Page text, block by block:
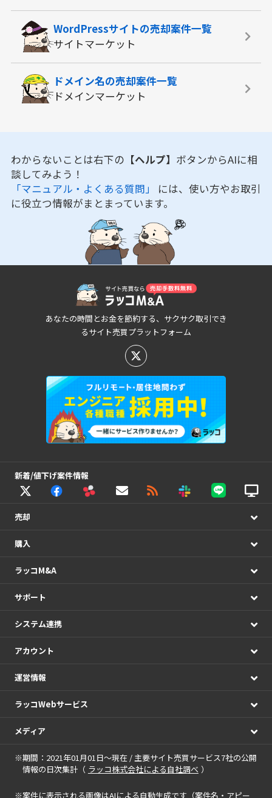
WordPressサイトの売却案件一覧
サイトマーケット
ドメイン名の売却案件一覧
ドメインマーケット
わからないことは右下の 【ヘルプ】 ボタンからAIに相
談してみよう！
「マニュアル・よくある質問」 には、使い方やお取引
に役立つ情報がまとまっています。
あなたの時間とお金を節約する、サクサク取引でき
るサイト売買プラットフォーム
新着/値下げ案件情報
売却
購入
ラッコM&A
サポート
システム連携
アカウント
運営情報
ラッコWebサービス
メディア
※期間：2021年01月01日～現在 / 主要サイト売買サービス7社の公開
情報の日次集計（ ラッコ株式会社による自社調べ ）
※案件に表示される画像はAIによる自動生成です（案件名・アピー